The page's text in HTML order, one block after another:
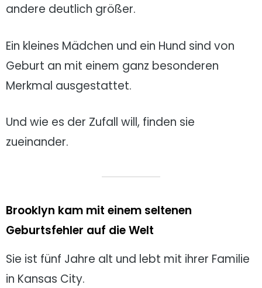
andere deutlich größer.
Ein kleines Mädchen und ein Hund sind von
Geburt an mit einem ganz besonderen
Merkmal ausgestattet.
Und wie es der Zufall will, finden sie
zueinander.
Brooklyn kam mit einem seltenen
Geburtsfehler auf die Welt
Sie ist fünf Jahre alt und lebt mit ihrer Familie
in Kansas City.